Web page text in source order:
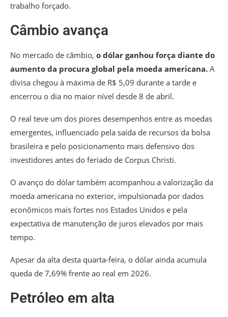
trabalho forçado.
Câmbio avança
No mercado de câmbio, o dólar ganhou força diante do
aumento da procura global pela moeda americana. A
divisa chegou à máxima de R$ 5,09 durante a tarde e
encerrou o dia no maior nível desde 8 de abril.
O real teve um dos piores desempenhos entre as moedas
emergentes, influenciado pela saída de recursos da bolsa
brasileira e pelo posicionamento mais defensivo dos
investidores antes do feriado de Corpus Christi.
O avanço do dólar também acompanhou a valorização da
moeda americana no exterior, impulsionada por dados
econômicos mais fortes nos Estados Unidos e pela
expectativa de manutenção de juros elevados por mais
tempo.
Apesar da alta desta quarta-feira, o dólar ainda acumula
queda de 7,69% frente ao real em 2026.
Petróleo em alta